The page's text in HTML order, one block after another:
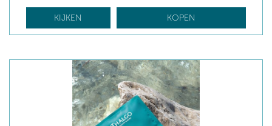
KIJKEN KOPEN